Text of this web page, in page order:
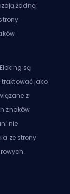
żadnej
są
traktować jako
z
znaków
nie
ze strony